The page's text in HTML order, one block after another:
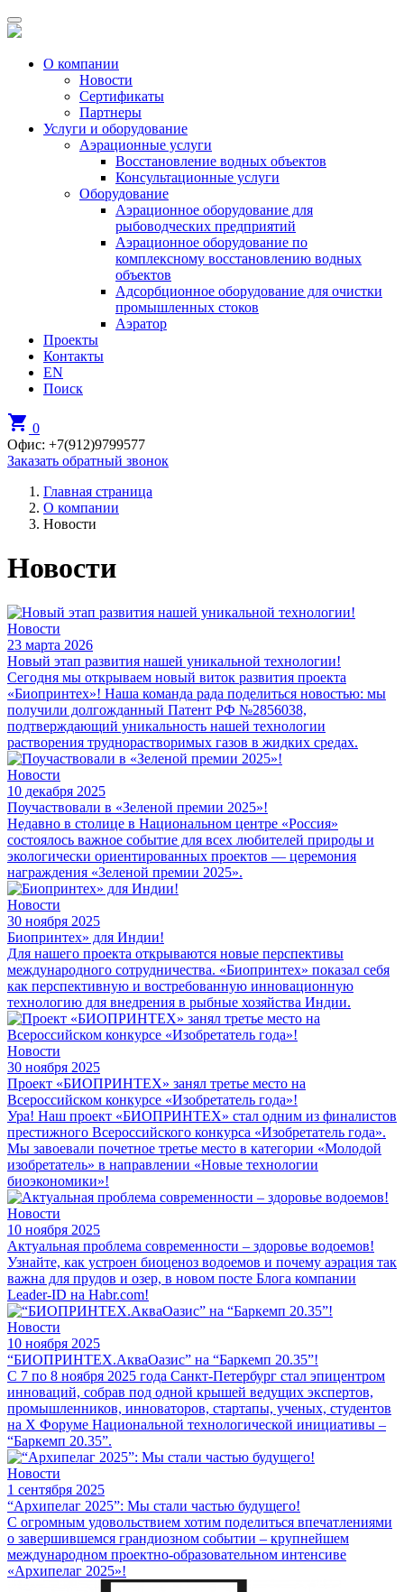
О компании
Новости
Сертификаты
Партнеры
Услуги и оборудование
Аэрационные услуги
Восстановление водных объектов
Консультационные услуги
Оборудование
Аэрационное оборудование для
рыбоводческих предприятий
Аэрационное оборудование по
комплексному восстановлению водных
объектов
Адсорбционное оборудование для очистки
промышленных стоков
Аэратор
Проекты
Контакты
EN
Поиск
shopping_cart 0
Офис: +7(912)9799577
Заказать обратный звонок
Главная страница
О компании
Новости
Новости
Новости
23 марта 2026
Новый этап развития нашей уникальной технологии!
Сегодня мы открываем новый виток развития проекта
«Биопринтех»! Наша команда рада поделиться новостью: мы
получили долгожданный Патент РФ №2856038,
подтверждающий уникальность нашей технологии
растворения труднорастворимых газов в жидких средах.
Новости
10 декабря 2025
Поучаствовали в «Зеленой премии 2025»!
Недавно в столице в Национальном центре «Россия»
состоялось важное событие для всех любителей природы и
экологически ориентированных проектов — церемония
награждения «Зеленой премии 2025».
Новости
30 ноября 2025
Биопринтех» для Индии!
Для нашего проекта открываются новые перспективы
международного сотрудничества. «Биопринтех» показал себя
как перспективную и востребованную инновационную
технологию для внедрения в рыбные хозяйства Индии.
Новости
30 ноября 2025
Проект «БИОПРИНТЕХ» занял третье место на
Всероссийском конкурсе «Изобретатель года»!
Ура! Наш проект «БИОПРИНТЕХ» стал одним из финалистов
престижного Всероссийского конкурса «Изобретатель года».
Мы завоевали почетное третье место в категории «Молодой
изобретатель» в направлении «Новые технологии
биоэкономики»!
Новости
10 ноября 2025
Актуальная проблема современности – здоровье водоемов!
Узнайте, как устроен биоценоз водоемов и почему аэрация так
важна для прудов и озер, в новом посте Блога компании
Leader-ID на Habr.com!
Новости
10 ноября 2025
“БИОПРИНТЕХ.АкваОазис” на “Баркемп 20.35”!
С 7 по 8 ноября 2025 года Санкт-Петербург стал эпицентром
инноваций, собрав под одной крышей ведущих экспертов,
промышленников, инноваторов, стартапы, ученых, студентов
на X Форуме Национальной технологической инициативы –
“Баркемп 20.35”.
Новости
1 сентября 2025
“Архипелаг 2025”: Мы стали частью будущего!
С огромным удовольствием хотим поделиться впечатлениями
о завершившемся грандиозном событии – крупнейшем
международном проектно-образовательном интенсиве
«Архипелаг 2025»!